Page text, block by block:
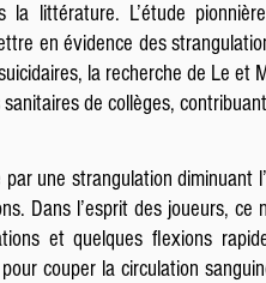
littérature. L’étude
en évidence des
la recherche de Le et
de collèges,
une strangulation diminuant
Dans l’esprit des joueurs, ce
et quelques flexions
couper la circulation